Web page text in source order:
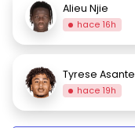
Alieu Njie
hace 16h
Tyrese Asante
hace 19h